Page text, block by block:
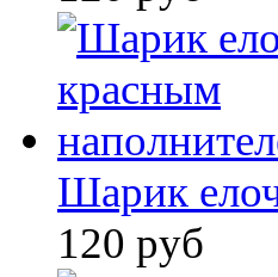
Шарик
120 руб